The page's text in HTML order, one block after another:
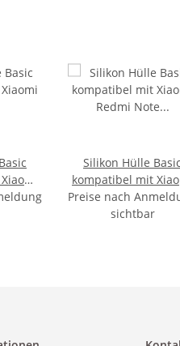
Silikon Hülle Basic
kompatibel mit
Redmi Note 13
Schwarz
Preise nach
sichtbar